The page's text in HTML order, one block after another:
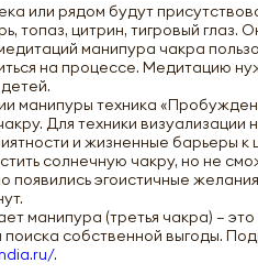
или рядом будут
топаз, цитрин, тигровый
манипура чакра
на процессе. Медитацию
манипуры техника
Для техники визуализации
и жизненные барьеры
солнечную чакру, но не
появились эгоистичные
манипура (третья чакра) –
поиска собственной выгоды.
.